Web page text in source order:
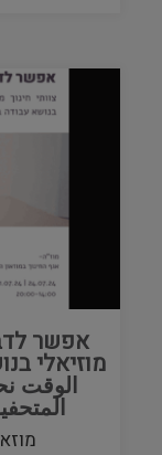
אפשר
מוזיאלי
الوقت